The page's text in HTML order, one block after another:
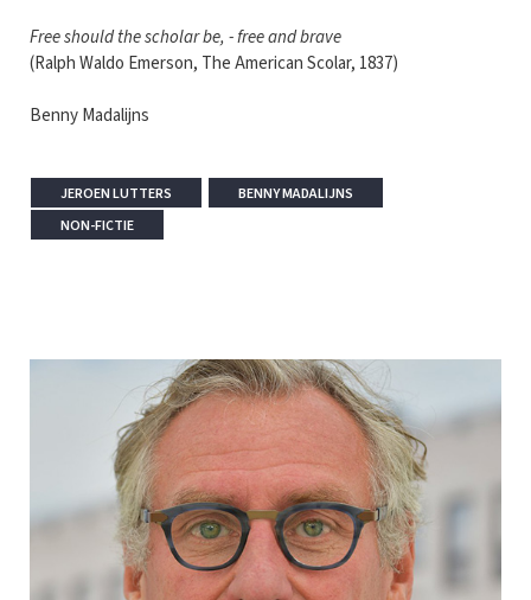
Free should the scholar be, - free and brave
(Ralph Waldo Emerson, The American Scolar, 1837)
Benny Madalijns
JEROEN LUTTERS
BENNY MADALIJNS
NON-FICTIE